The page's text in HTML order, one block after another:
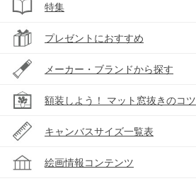
特集
プレゼントにおすすめ
メーカー・ブランドから探す
額装しよう！ マット窓抜きのコツ
キャンバスサイズ一覧表
絵画情報コンテンツ